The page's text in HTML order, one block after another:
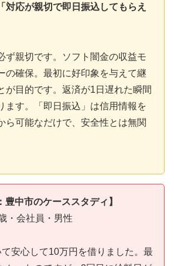
対応が親切で即日振込してもらえ
ず親切です。ソフト闇金の収益モ
の確保。最初に好印象を与えて継
が目的です。返済が1日遅れた瞬間
ます。「即日振込」は信用情報を
ら可能なだけで、安全性とは無関
中市のケーススタディ】
・会社員・男性
て安心して10万円を借りました。最